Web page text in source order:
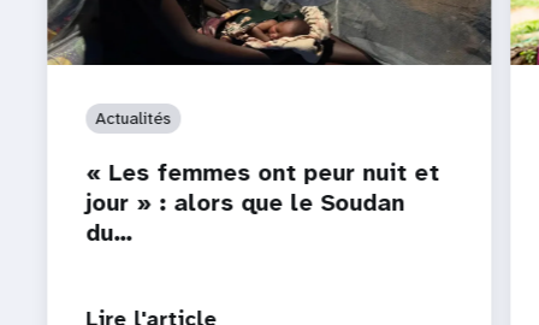
Actualités
« Les femmes ont peur nuit et
jour » : alors que le Soudan
du…
Lire l'article